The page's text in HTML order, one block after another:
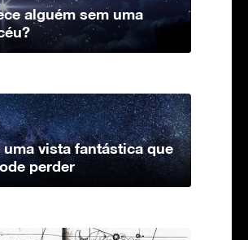
alguém sem uma
uma vista fantástica que
perder